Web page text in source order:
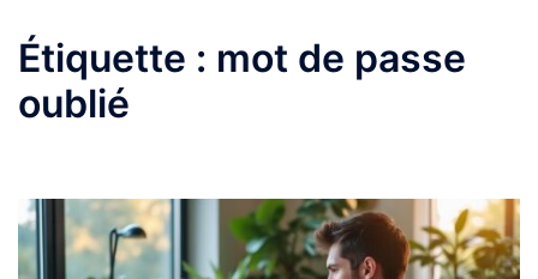
Étiquette : mot de passe
oublié